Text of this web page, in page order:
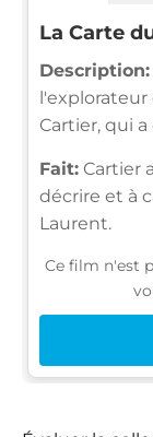
La Carte
Description:
l'explorateur
Cartier, qui
Fait: Cartier
décrire et à
Laurent.
Ce film n'est